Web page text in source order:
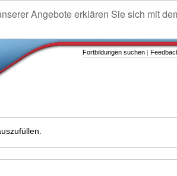
Angebote erklären Sie sich mit
Fortbildungen suchen |